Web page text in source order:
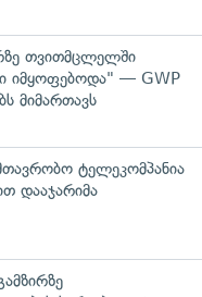
თვითმცლელში
იმყოფებოდა" — GWP
მიმართავს
ტელეკომპანია
დააჯარიმა